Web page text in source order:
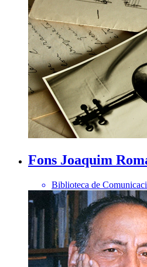
Fons Joaquim
Biblioteca de